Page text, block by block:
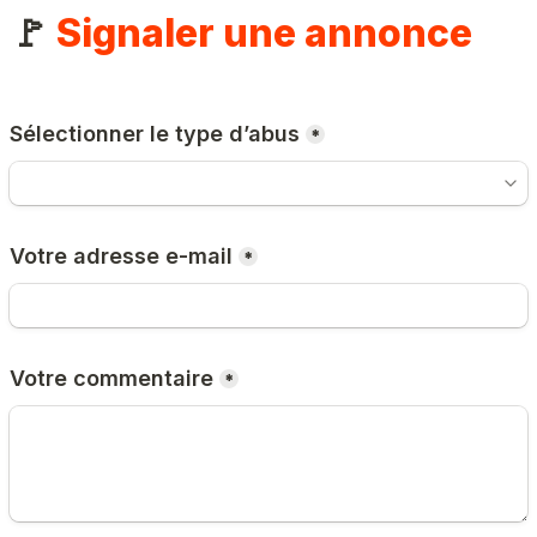
🚩 Signaler une annonce
Sélectionner le type d’abus *
Votre adresse e-mail *
Votre commentaire *